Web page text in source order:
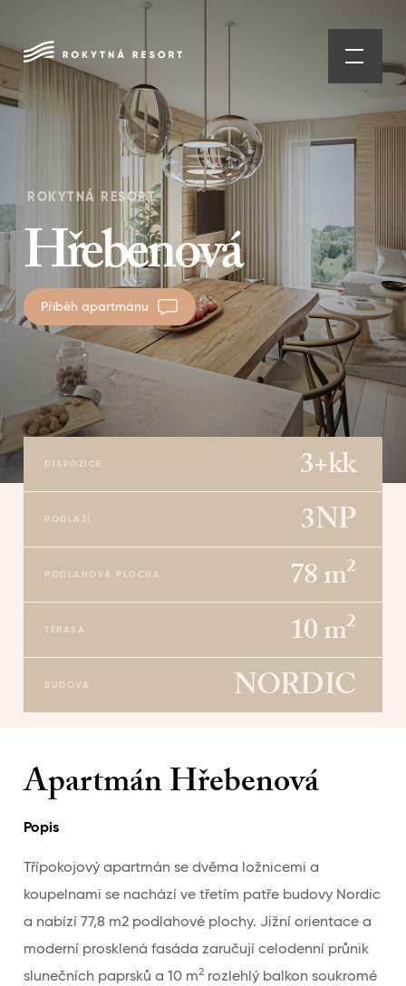
ROKYTNÁ RESORT
Hřebenová
Příběh apartmánu
3+kk
DISPOZICE
3NP
PODLAŽÍ
78 m²
PODLAHOVÁ PLOCHA
10 m²
TERASA
NORDIC
BUDOVA
Apartmán Hřebenová
Popis
Třípokojový apartmán se dvěma ložnicemi a
koupelnami se nachází ve třetím patře budovy Nordic
a nabízí 77,8 m2 podlahové plochy. Jižní orientace a
moderní prosklená fasáda zaručují celodenní průnik
slunečních paprsků a 10 m2 rozlehlý balkon soukromé